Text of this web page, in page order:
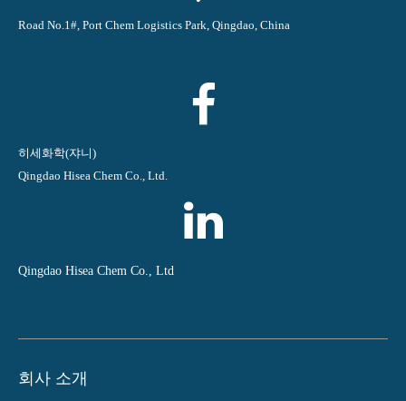
Road No.1#, Port Chem Logistics Park, Qingdao, China
히세화학(쟈니)
Qingdao Hisea Chem Co., Ltd.
Qingdao Hisea Chem Co., Ltd
회사 소개